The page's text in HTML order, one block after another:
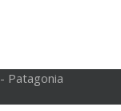
Patagonia